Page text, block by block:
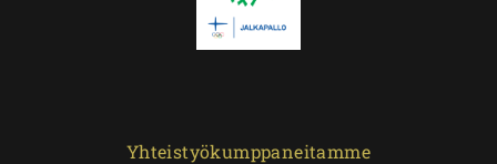
Yhteistyökumppaneitamme